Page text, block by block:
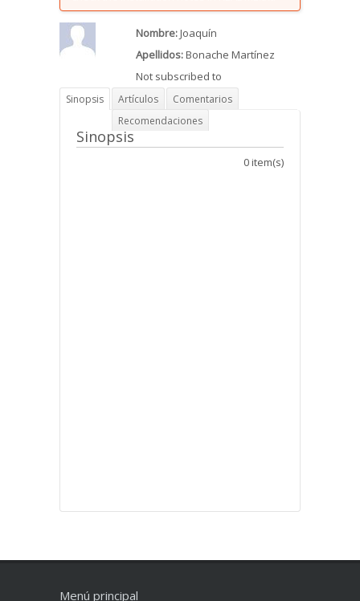
Nombre:Joaquín
Apellidos:Bonache Martínez
Not subscribed to
Sinopsis Artículos
Comentarios
Recomendaciones
Sinopsis
0 item(s)
Menú principal